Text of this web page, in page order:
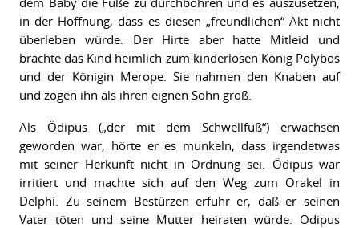
in der Hoffnung, dass es diesen „freundlichen“ Akt nicht
überleben würde. Der Hirte aber hatte Mitleid und
brachte das Kind heimlich zum kinderlosen König Polybos
und der Königin Merope. Sie nahmen den Knaben auf
und zogen ihn als ihren eignen Sohn groß.
Als Ödipus („der mit dem Schwellfuß“) erwachsen
geworden war, hörte er es munkeln, dass irgendetwas
mit seiner Herkunft nicht in Ordnung sei. Ödipus war
irritiert und machte sich auf den Weg zum Orakel in
Delphi. Zu seinem Bestürzen erfuhr er, daß er seinen
Vater töten und seine Mutter heiraten würde. Ödipus